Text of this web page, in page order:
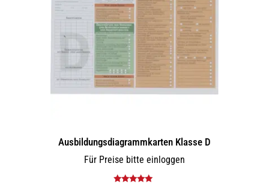
Ausbildungs­dia­gramm­karten Klasse D
Für Preise bitte einloggen